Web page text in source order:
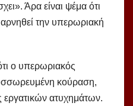
Άρα είναι ψέμα ότι
την υπερωριακή
ο υπερωριακός
κούραση,
εργατικών ατυχημάτων.